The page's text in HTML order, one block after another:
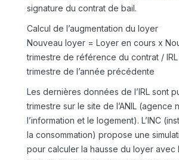
signature du contrat de bail.
Calcul de l’augmentation du loyer
Nouveau loyer = Loyer en cours x
trimestre de référence du contrat /
trimestre de l’année précédente
Les dernières données de l’IRL sont
trimestre sur le site de l’ANIL (agence
l’information et le logement). L’INC
la consommation) propose une
pour calculer la hausse du loyer avec